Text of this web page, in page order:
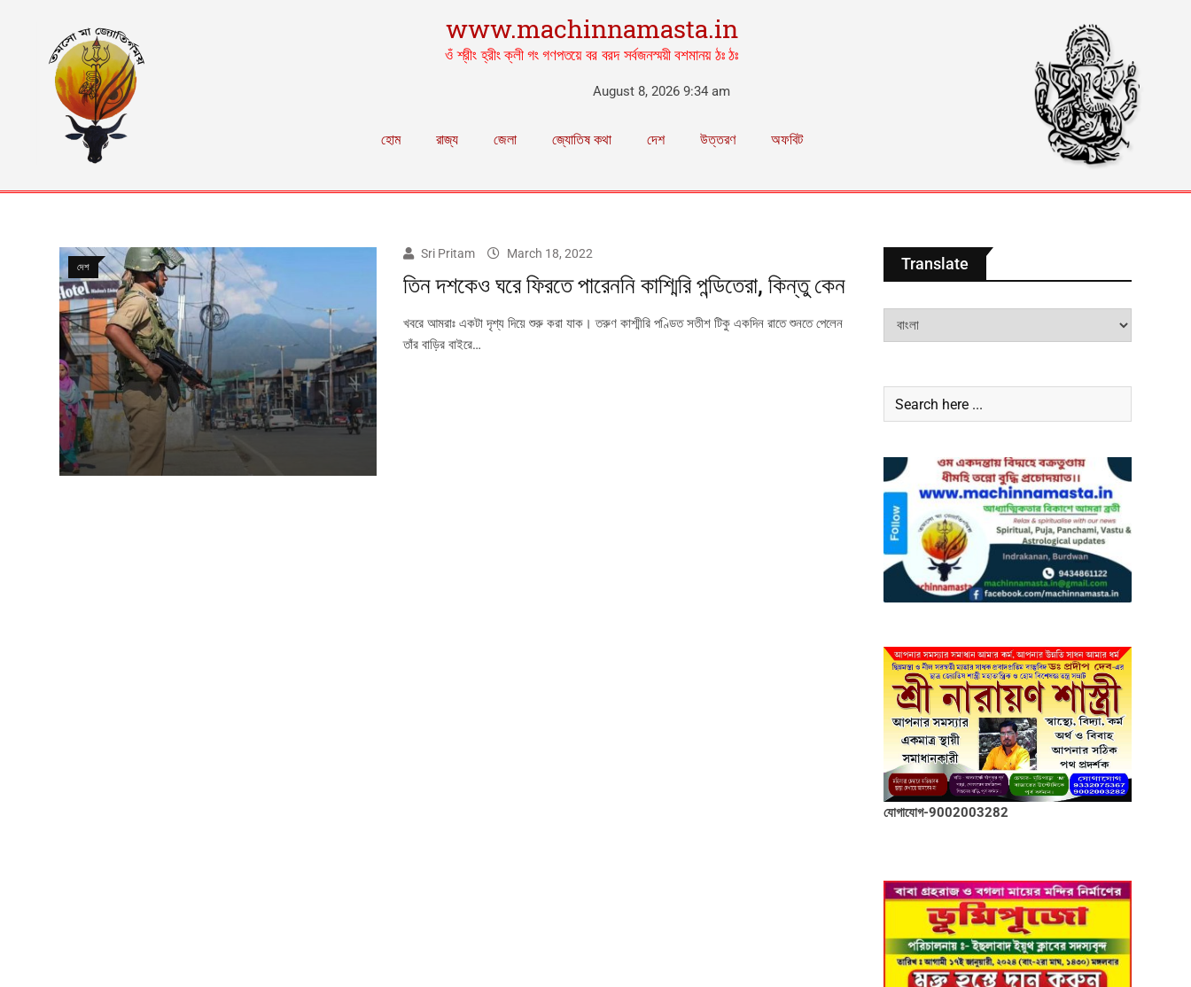
www.machinnamasta.in
ওঁ শ্রীং হ্রীং ক্লী গং গণপতয়ে বর বরদ সর্বজনস্ময়ী বশমানয় ঠঃ ঠঃ
August 8, 2026 9:34 am
হোম রাজ্য জেলা জ্যোতিষ কথা দেশ উত্তরণ অফবিট
দেশ
Sri Pritam March 18, 2022
তিন দশকেও ঘরে ফিরতে পারেননি কাশ্মিরি পন্ডিতেরা, কিন্তু কেন
খবরে আমরাঃ একটা দৃশ্য দিয়ে শুরু করা যাক। তরুণ কাশ্মীরি পণ্ডিত সতীশ টিকু একদিন রাতে শুনতে পেলেন
তাঁর বাড়ির বাইরে…
Translate
যোগাযোগ-9002003282